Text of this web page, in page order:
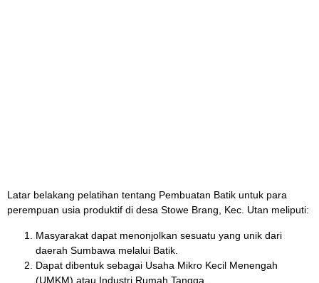
Latar belakang pelatihan tentang Pembuatan Batik untuk para
perempuan usia produktif di desa Stowe Brang, Kec. Utan meliputi:
Masyarakat dapat menonjolkan sesuatu yang unik dari
daerah Sumbawa melalui Batik.
Dapat dibentuk sebagai Usaha Mikro Kecil Menengah
(UMKM) atau Industri Rumah Tangga.